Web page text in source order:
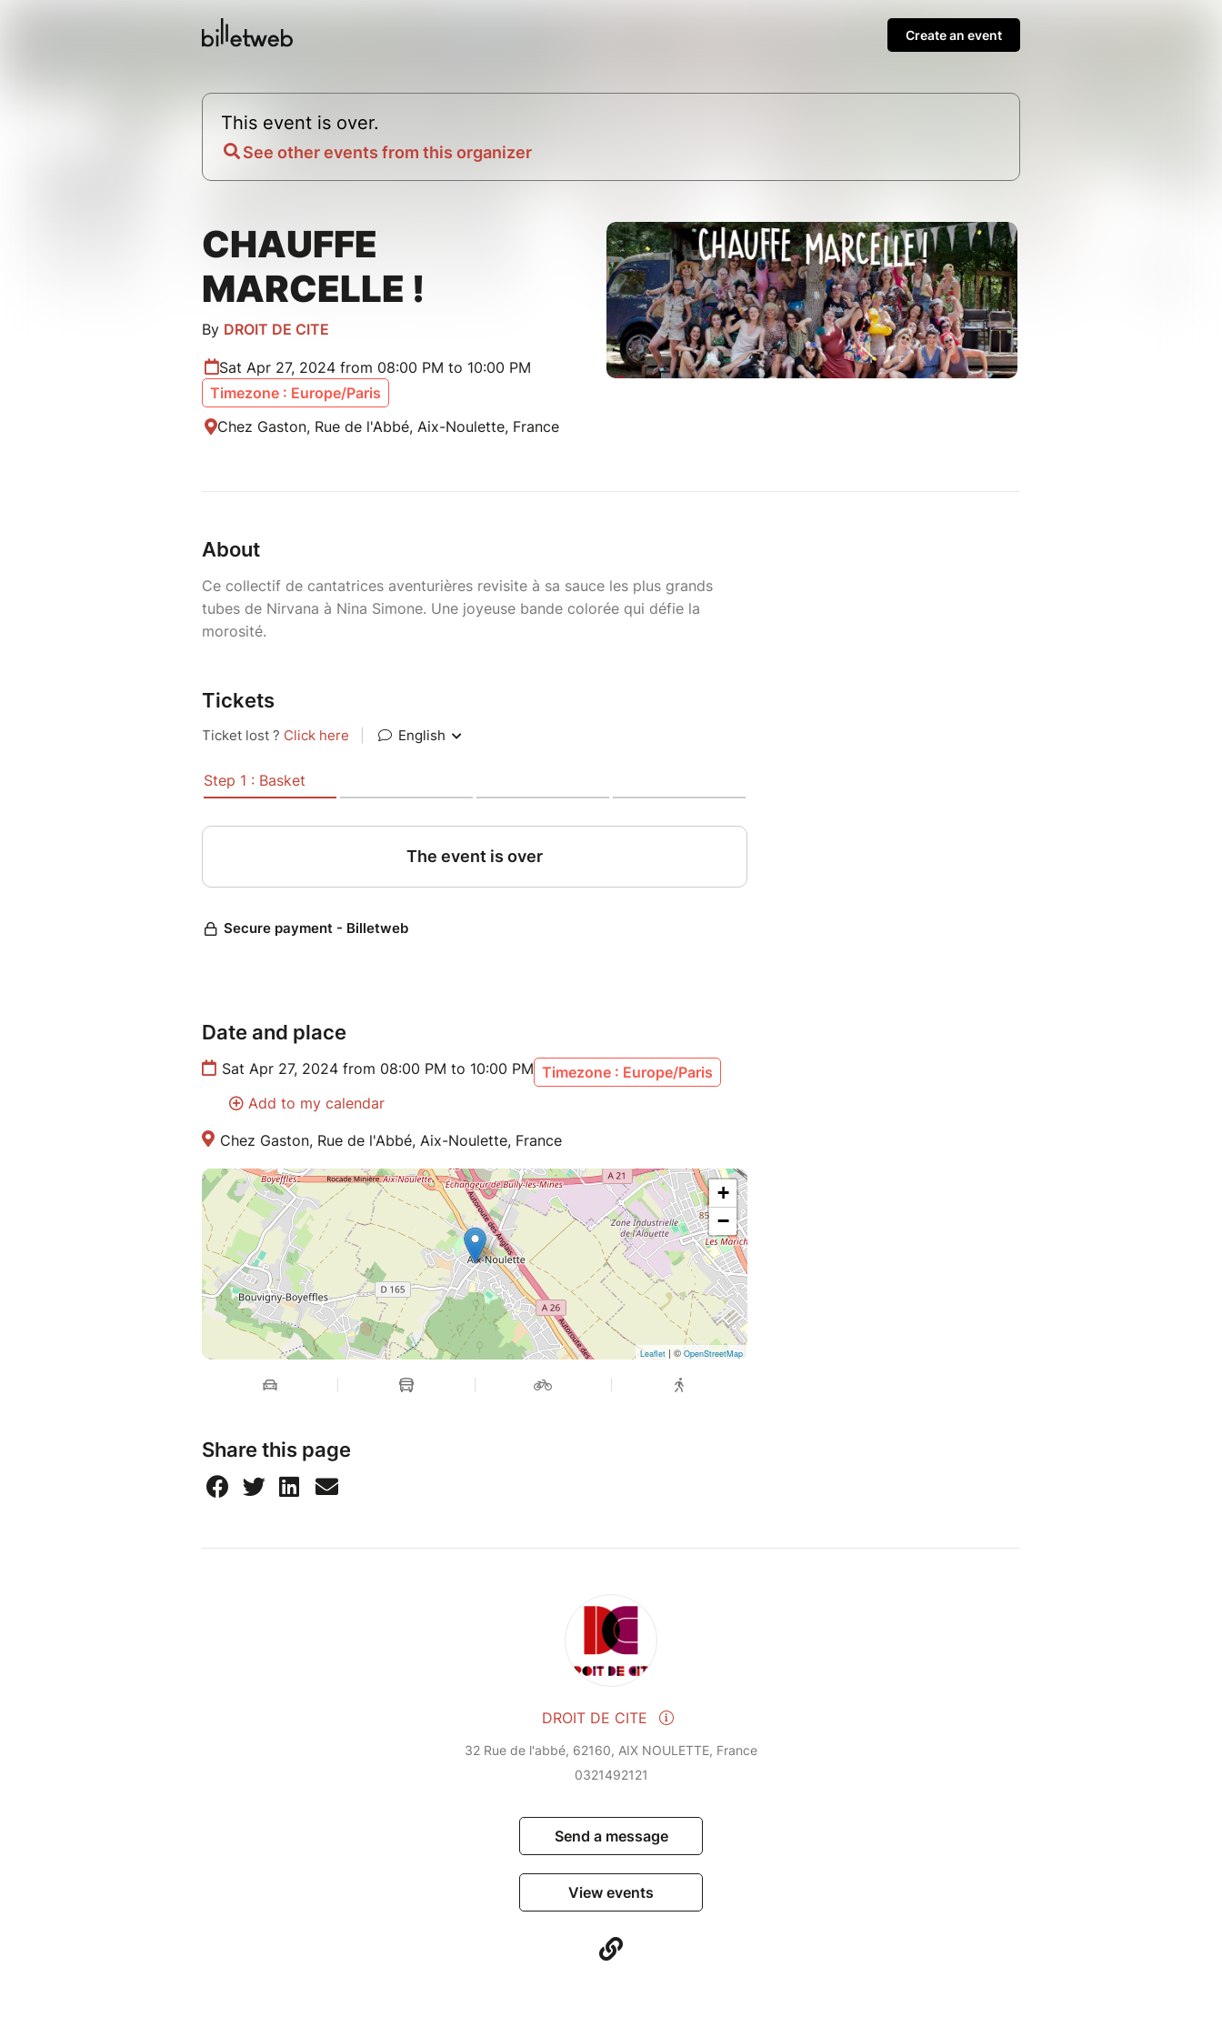
Create an event
This event is over.
See other events from this organizer
CHAUFFE
MARCELLE !
By DROIT DE CITE
Sat Apr 27, 2024 from 08:00 PM to 10:00 PM
Timezone : Europe/Paris
Chez Gaston, Rue de l'Abbé, Aix-Noulette, France
About
Ce collectif de cantatrices aventurières revisite à sa sauce les plus grands
tubes de Nirvana à Nina Simone. Une joyeuse bande colorée qui défie la
morosité.
Tickets
Date and place
Sat Apr 27, 2024 from 08:00 PM to 10:00 PM Timezone : Europe/Paris
Add to my calendar
Chez Gaston, Rue de l'Abbé, Aix-Noulette, France
+
−
Leaflet | © OpenStreetMap
Share this page
DROIT DE CITE
32 Rue de l'abbé, 62160, AIX NOULETTE, France
0321492121
Send a message
View events